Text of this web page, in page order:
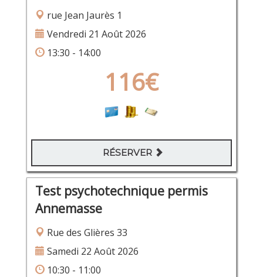
rue Jean Jaurès 1
Vendredi 21 Août 2026
13:30 - 14:00
116€
RÉSERVER
Test psychotechnique permis
Annemasse
Rue des Glières 33
Samedi 22 Août 2026
10:30 - 11:00